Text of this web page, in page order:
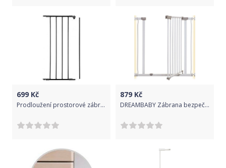
699 Kč
Prodloužení prostorové zábrany 33 cm Baby Dan White 2017
879 Kč
DREAMBABY Zábrana bezpečnostní kovová AVA 75-81 cm, bílá